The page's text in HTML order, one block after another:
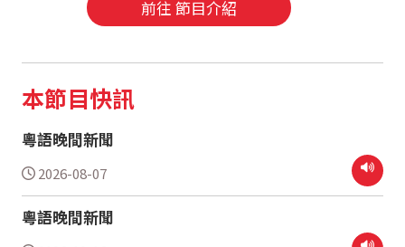
前往 節目介紹
本節目快訊
粵語晚間新聞
2026-08-07
粵語晚間新聞